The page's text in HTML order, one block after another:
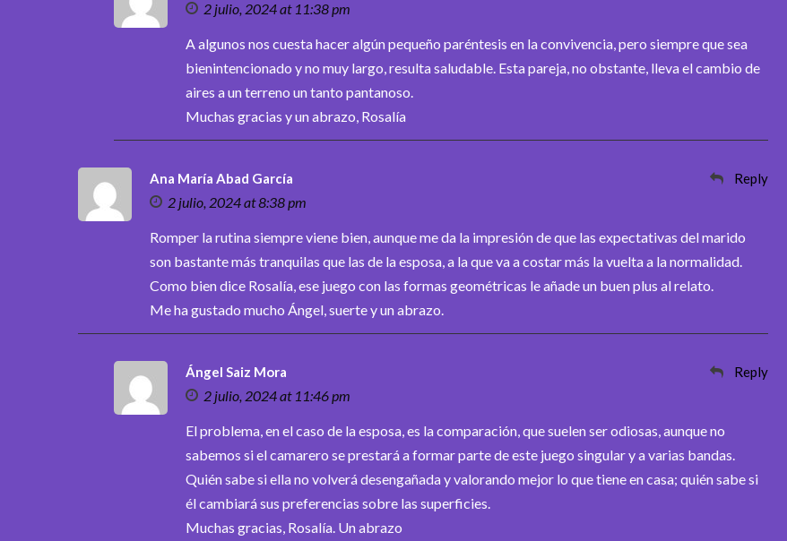
2 julio, 2024 at 11:38 pm
A algunos nos cuesta hacer algún pequeño paréntesis en la convivencia, pero siempre que sea
bienintencionado y no muy largo, resulta saludable. Esta pareja, no obstante, lleva el cambio de
aires a un terreno un tanto pantanoso.
Muchas gracias y un abrazo, Rosalía
Ana María Abad García
2 julio, 2024 at 8:38 pm
Reply
Romper la rutina siempre viene bien, aunque me da la impresión de que las expectativas del marido
son bastante más tranquilas que las de la esposa, a la que va a costar más la vuelta a la normalidad.
Como bien dice Rosalía, ese juego con las formas geométricas le añade un buen plus al relato.
Me ha gustado mucho Ángel, suerte y un abrazo.
Ángel Saiz Mora
2 julio, 2024 at 11:46 pm
Reply
El problema, en el caso de la esposa, es la comparación, que suelen ser odiosas, aunque no
sabemos si el camarero se prestará a formar parte de este juego singular y a varias bandas.
Quién sabe si ella no volverá desengañada y valorando mejor lo que tiene en casa; quién sabe si
él cambiará sus preferencias sobre las superficies.
Muchas gracias, Rosalía. Un abrazo